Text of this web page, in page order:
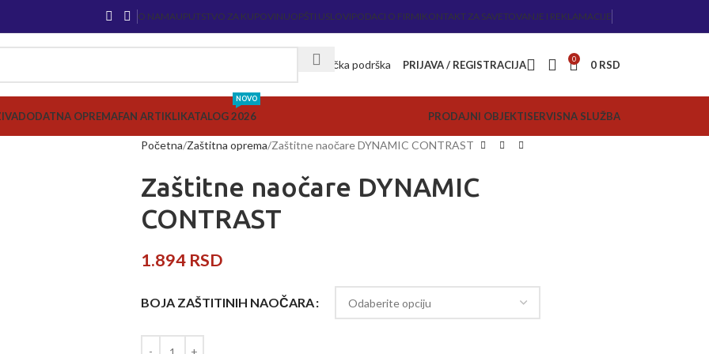
O NAMAUPUTSTVO ZA KUPOVINUOPŠTI USLOVIPODACI O FIRMIKONTAKT ZA SAVETOVANJE I REKLAMACIJE
Korisnička podrška PRIJAVA / REGISTRACIJA 0 0 RSD
DODATNA OPREMAFAN ARTIKLIKATALOG 2026
NOVO
PRODAJNI OBJEKTISERVISNA SLUŽBA
Početna Zaštitna oprema Zaštitne naočare DYNAMIC CONTRAST
Zaštitne naočare DYNAMIC
CONTRAST
1.894 RSD
BOJA ZAŠTITINIH NAOČARA